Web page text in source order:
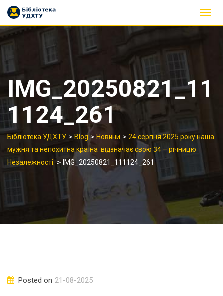
Skip
content
IMG_20250821_11
1124_261
Бібліотека УДХТУ > Blog > Новини > 24 серпня 2025 року наша
мужня та непохитна країна відзначає свою 34 – річницю
Незалежності. > IMG_20250821_111124_261
Posted on 21-08-2025